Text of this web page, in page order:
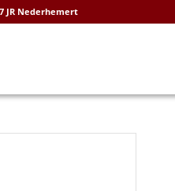
JR Nederhemert